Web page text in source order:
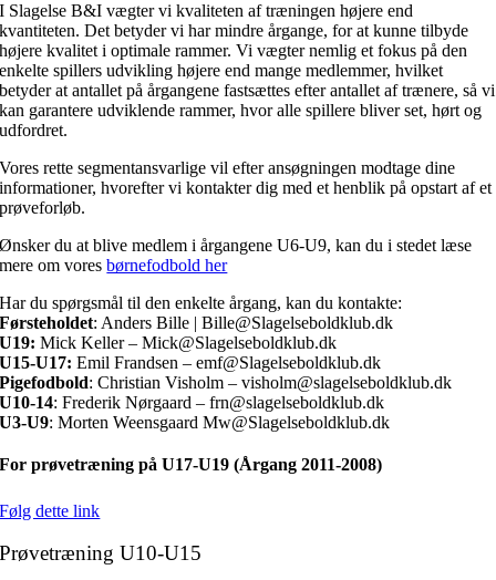
I Slagelse B&I vægter vi kvaliteten af træningen højere end
kvantiteten. Det betyder vi har mindre årgange, for at kunne tilbyde
højere kvalitet i optimale rammer. Vi vægter nemlig et fokus på den
enkelte spillers udvikling højere end mange medlemmer, hvilket
betyder at antallet på årgangene fastsættes efter antallet af trænere, så vi
kan garantere udviklende rammer, hvor alle spillere bliver set, hørt og
udfordret.
Vores rette segmentansvarlige vil efter ansøgningen modtage dine
informationer, hvorefter vi kontakter dig med et henblik på opstart af et
prøveforløb.
Ønsker du at blive medlem i årgangene U6-U9, kan du i stedet læse
mere om voresbørnefodbold her
Har du spørgsmål til den enkelte årgang, kan du kontakte:
Førsteholdet: Anders Bille | Bille@Slagelseboldklub.dk
U19:Mick Keller – Mick@Slagelseboldklub.dk
U15-U17: Emil Frandsen – emf@Slagelseboldklub.dk
Pigefodbold: Christian Visholm – visholm@slagelseboldklub.dk
U10-14: Frederik Nørgaard – frn@slagelseboldklub.dk
U3-U9: Morten Weensgaard Mw@Slagelseboldklub.dk
For prøvetræning på U17-U19 (Årgang 2011-2008)
Følg dette link
Prøvetræning U10-U15